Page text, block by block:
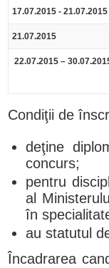
17.07.2015 - 21.07.2015
21.07.2015
22.07.2015 –
Condiţii de
deţine
concurs;
pentru
al
în
au statutul
Încadrarea